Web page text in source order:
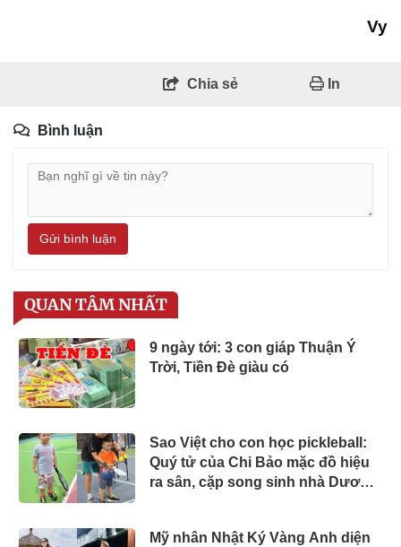
Vy
Chia sẻ In
Bình luận
Gửi bình luận
QUAN TÂM NHẤT
9 ngày tới: 3 con giáp Thuận Ý
Trời, Tiền Đè giàu có
Sao Việt cho con học pickleball:
Quý tử của Chi Bảo mặc đồ hiệu
ra sân, cặp song sinh nhà Dương
Mỹ nhân Nhật Ký Vàng Anh diện